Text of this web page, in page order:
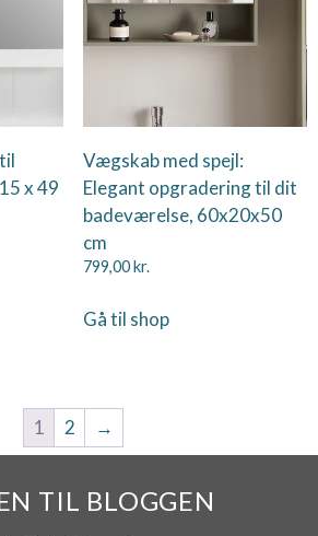
x 49
Vægskab med spejl:
Elegant opgradering til dit
badeværelse, 60x20x50
cm
799,00kr.
Gå til shop
1 2 →
TIL BLOGGEN